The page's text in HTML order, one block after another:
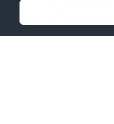
逐步拼凑森